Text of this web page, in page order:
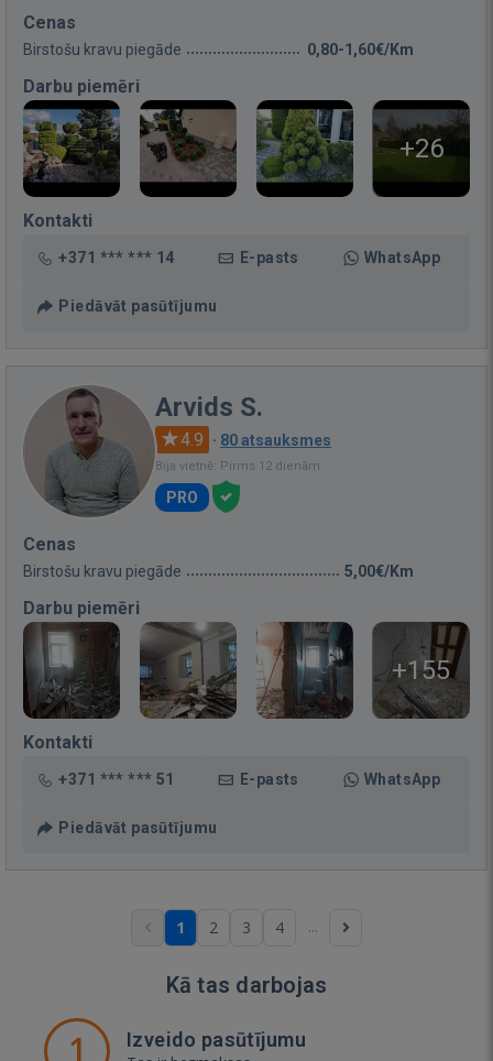
Cenas
Birstošu kravu piegāde 0,80-1,60€/Km
Darbu piemēri
+26
Kontakti
+371 *** *** 14 E-pasts WhatsApp
Piedāvāt pasūtījumu
Arvids S.
4.9 · 80 atsauksmes
Bija vietnē: Pirms 12 dienām
PRO
Cenas
Birstošu kravu piegāde 5,00€/Km
Darbu piemēri
+155
Kontakti
+371 *** *** 51 E-pasts WhatsApp
Piedāvāt pasūtījumu
1 2 3 4 ...
Kā tas darbojas
1 Izveido pasūtījumu